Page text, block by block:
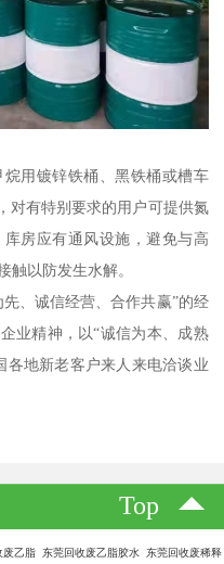
用镀锌铁桶、黑铁桶或槽车
对有特别要求的用户可提供氮
房应有通风设施，避免与高
触以防发生水解。
、诚信经营、合作共赢”的经
业精神，以“诚信为本、成熟
各地新老客户来人来电洽谈业
Top
乙脂 东莞回收废乙脂胶水 东莞回收废稀释